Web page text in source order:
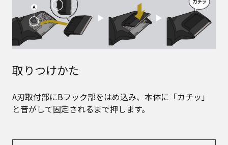
取りつけかた
A刃取付部にBフック部をはめ込み、本体に「カチッ」
と音がして固定されるまで押します。